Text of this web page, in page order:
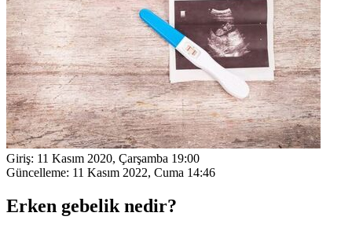
Giriş: 11 Kasım 2020, Çarşamba 19:00
Güncelleme: 11 Kasım 2022, Cuma 14:46
Erken gebelik nedir?